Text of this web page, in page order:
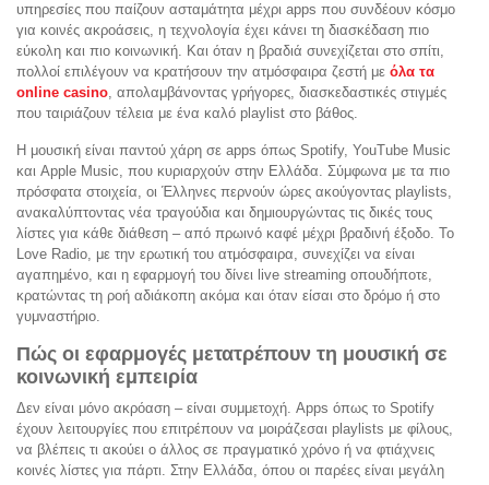
υπηρεσίες που παίζουν ασταμάτητα μέχρι apps που συνδέουν κόσμο
για κοινές ακροάσεις, η τεχνολογία έχει κάνει τη διασκέδαση πιο
εύκολη και πιο κοινωνική. Και όταν η βραδιά συνεχίζεται στο σπίτι,
πολλοί επιλέγουν να κρατήσουν την ατμόσφαιρα ζεστή με όλα τα
online casino , απολαμβάνοντας γρήγορες, διασκεδαστικές στιγμές
που ταιριάζουν τέλεια με ένα καλό playlist στο βάθος.
Η μουσική είναι παντού χάρη σε apps όπως Spotify, YouTube Music
και Apple Music, που κυριαρχούν στην Ελλάδα. Σύμφωνα με τα πιο
πρόσφατα στοιχεία, οι Έλληνες περνούν ώρες ακούγοντας playlists,
ανακαλύπτοντας νέα τραγούδια και δημιουργώντας τις δικές τους
λίστες για κάθε διάθεση – από πρωινό καφέ μέχρι βραδινή έξοδο. Το
Love Radio, με την ερωτική του ατμόσφαιρα, συνεχίζει να είναι
αγαπημένο, και η εφαρμογή του δίνει live streaming οπουδήποτε,
κρατώντας τη ροή αδιάκοπη ακόμα και όταν είσαι στο δρόμο ή στο
γυμναστήριο.
Πώς οι εφαρμογές μετατρέπουν τη μουσική σε
κοινωνική εμπειρία
Δεν είναι μόνο ακρόαση – είναι συμμετοχή. Apps όπως το Spotify
έχουν λειτουργίες που επιτρέπουν να μοιράζεσαι playlists με φίλους,
να βλέπεις τι ακούει ο άλλος σε πραγματικό χρόνο ή να φτιάχνεις
κοινές λίστες για πάρτι. Στην Ελλάδα, όπου οι παρέες είναι μεγάλη